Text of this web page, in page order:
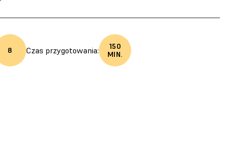
8 Czas przygotowania:
150
MIN.